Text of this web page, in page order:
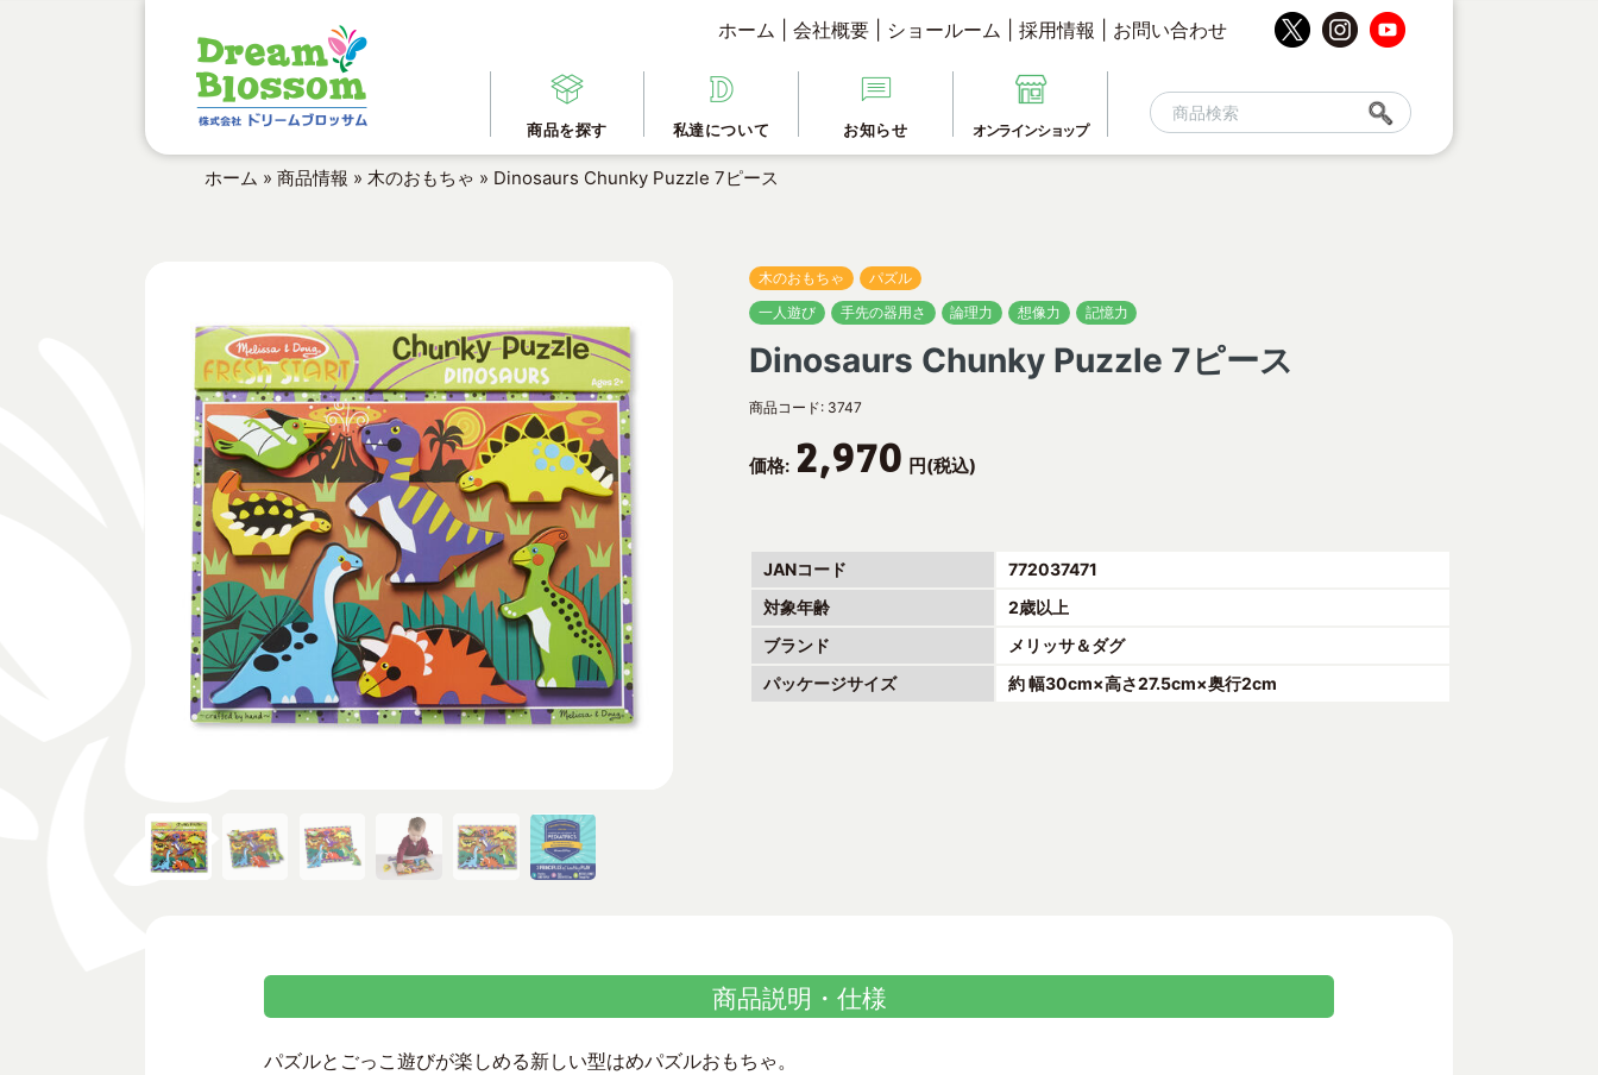
ホーム 会社概要 ショールーム 採用情報 お問い合わせ
商品を探す 私達について お知らせ オンラインショップ
ホーム » 商品情報 » 木のおもちゃ » Dinosaurs Chunky Puzzle 7ピース
木のおもちゃ
パズル
一人遊び
手先の器用さ 論理力 想像力 記憶力
Dinosaurs Chunky Puzzle 7ピース
商品コード: 3747
価格: 2,970 円(税込)
JANコード
772037471
対象年齢
2歳以上
ブランド
メリッサ＆ダグ
パッケージサイズ
約 幅30cm×高さ27.5cm×奥行2cm
商品説明・仕様
パズルとごっこ遊びが楽しめる新しい型はめパズルおもちゃ。